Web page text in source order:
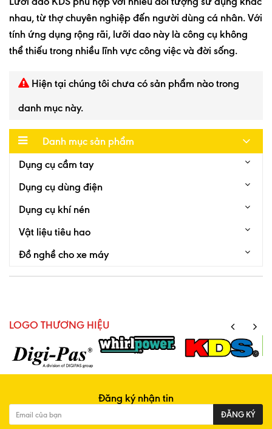
nhau, từ thợ chuyên nghiệp đến người dùng cá nhân. Với
tính ứng dụng rộng rãi, lưỡi dao này là công cụ không
thể thiếu trong nhiều lĩnh vực công việc và đời sống.
Hiện tại chúng tôi chưa có sản phẩm nào trong
danh mục này.
Danh mục sản phẩm
Dụng cụ cầm tay
Dụng cụ dùng điện
Dụng cụ khí nén
Vật liệu tiêu hao
Đồ nghề cho xe máy
LOGO THƯƠNG HIỆU
Đăng ký nhận tin
ĐĂNG KÝ